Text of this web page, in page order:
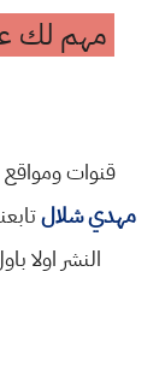
مهم لك
قنوات
مهدي شلال
النشر اولا